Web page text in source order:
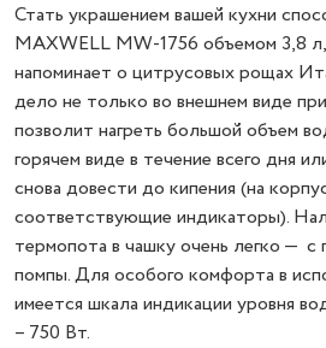
Стать украшением вашей кухни
MAXWELL MW-1756 объемом 3,8
напоминает о цитрусовых рощах
дело не только во внешнем виде
позволит нагреть большой объем
горячем виде в течение всего дня
снова довести до кипения (на
соответствующие индикаторы).
термопота в чашку очень легко —
помпы. Для особого комфорта в
имеется шкала индикации уровня
– 750 Вт.